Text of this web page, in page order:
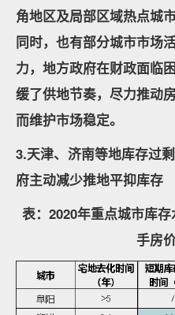
角地区及局部区域热点城
同时，也有部分城市市场
力，地方政府在财政面临
缓了供地节奏，尽力推动
而维护市场稳定。
3.天津、济南等地库存过
府主动减少推地平抑库存
表：2020年重点城市库
手房